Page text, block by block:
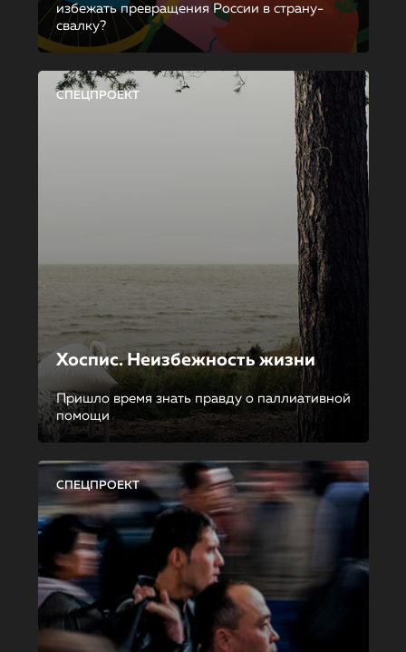
избежать превращения России в страну-
свалку?
СПЕЦПРОЕКТ
Хоспис. Неизбежность жизни
Пришло время знать правду о паллиативной
помощи
СПЕЦПРОЕКТ